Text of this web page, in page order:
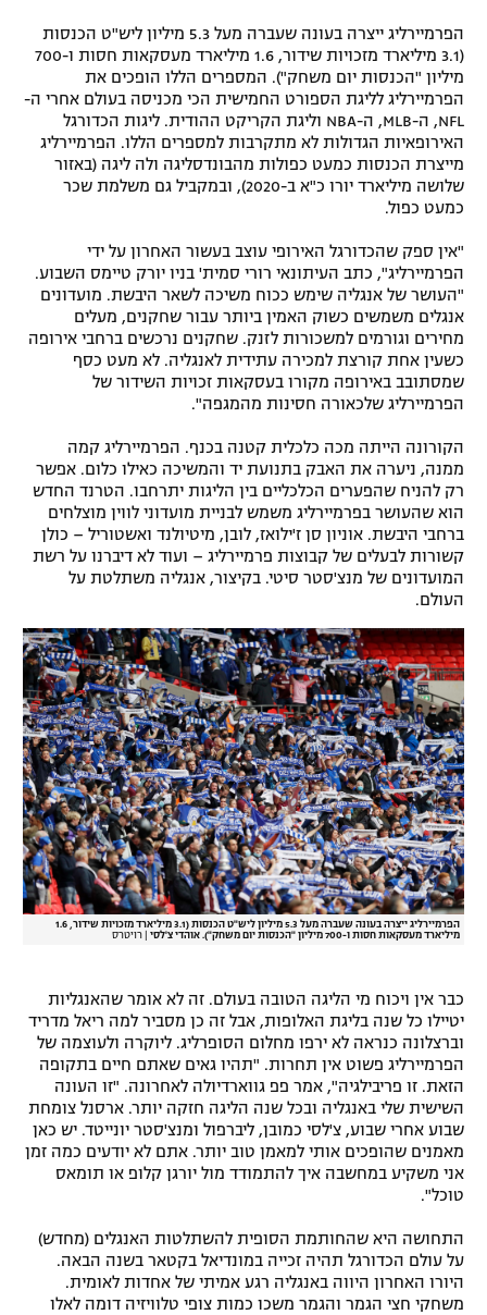
הפרמיירליג ייצרה בעונה שעברה מעל 5.3 מיליון ליש"ט הכנסות
(3.1 מיליארד מזכויות שידור, 1.6 מיליארד מעסקאות חסות ו-700
מיליון "הכנסות יום משחק"). המספרים הללו הופכים את
הפרמיירליג לליגת הספורט החמישית הכי מכניסה בעולם אחרי ה-
NFL, ה-MLB, ה-NBA וליגת הקריקט ההודית. ליגות הכדורגל
האירופאיות הגדולות לא מתקרבות למספרים הללו. הפרמיירליג
מייצרת הכנסות כמעט כפולות מהבונדסליגה ולה ליגה (באזור
שלושה מיליארד יורו כ"א ב-2020), ובמקביל גם משלמת שכר
כמעט כפול.
"אין ספק שהכדורגל האירופי עוצב בעשור האחרון על ידי
הפרמיירליג", כתב העיתונאי רורי סמית' בניו יורק טיימס השבוע.
"העושר של אנגליה שימש ככוח משיכה לשאר היבשת. מועדונים
אנגלים משמשים כשוק האמין ביותר עבור שחקנים, מעלים
מחירים וגורמים למשכורות לזנק. שחקנים נרכשים ברחבי אירופה
כשעין אחת קורצת למכירה עתידית לאנגליה. לא מעט כסף
שמסתובב באירופה מקורו בעסקאות זכויות השידור של
הפרמיירליג שלכאורה חסינות מהמגפה".
הקורונה הייתה מכה כלכלית קטנה בכנף. הפרמיירליג קמה
ממנה, ניערה את האבק בתנועת יד והמשיכה כאילו כלום. אפשר
רק להניח שהפערים הכלכליים בין הליגות יתרחבו. הטרנד החדש
הוא שהעושר בפרמיירליג משמש לבניית מועדוני לווין מוצלחים
ברחבי היבשת. אוניון סן ז'ילואז, לובן, מיטיולנד ואשטוריל – כולן
קשורות לבעלים של קבוצות פרמיירליג – ועוד לא דיברנו על רשת
המועדונים של מנצ'סטר סיטי. בקיצור, אנגליה משתלטת על
העולם.
הפרמיירליג ייצרה בעונה שעברה מעל 5.3 מיליון ליש"ט הכנסות (3.1 מיליארד מזכויות שידור, 1.6
מיליארד מעסקאות חסות ו-700 מיליון "הכנסות יום משחק"). אוהדי צ'לסי
רויטרס
כבר אין ויכוח מי הליגה הטובה בעולם. זה לא אומר שהאנגליות
יטיילו כל שנה בליגת האלופות, אבל זה כן מסביר למה ריאל מדריד
וברצלונה כנראה לא ירפו מחלום הסופרליג. ליוקרה ולעוצמה של
הפרמיירליג פשוט אין תחרות. "תהיו גאים שאתם חיים בתקופה
הזאת. זו פריבילגיה", אמר פפ גווארדיולה לאחרונה. "זו העונה
השישית שלי באנגליה ובכל שנה הליגה חזקה יותר. ארסנל צומחת
שבוע אחרי שבוע, צ'לסי כמובן, ליברפול ומנצ'סטר יונייטד. יש כאן
מאמנים שהופכים אותי למאמן טוב יותר. אתם לא יודעים כמה זמן
אני משקיע במחשבה איך להתמודד מול יורגן קלופ או תומאס
טוכל".
התחושה היא שהחותמת הסופית להשתלטות האנגלים (מחדש)
על עולם הכדורגל תהיה זכייה במונדיאל בקטאר בשנה הבאה.
היורו האחרון היווה באנגליה רגע אמיתי של אחדות לאומית.
משחקי חצי הגמר והגמר משכו כמות צופי טלוויזיה דומה לאלו